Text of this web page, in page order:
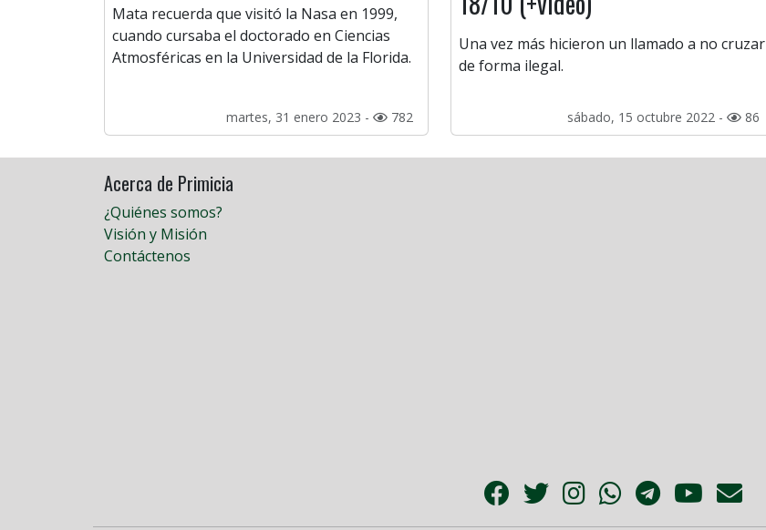
Mata recuerda que visitó la Nasa en 1999,
cuando cursaba el doctorado en Ciencias
Atmosféricas en la Universidad de la Florida.
martes, 31 enero 2023 - 782
Una vez más hicieron un llamado a no cruzar
de forma ilegal.
sábado, 15 octubre 2022 - 86
Acerca de Primicia
¿Quiénes somos?
Visión y Misión
Contáctenos